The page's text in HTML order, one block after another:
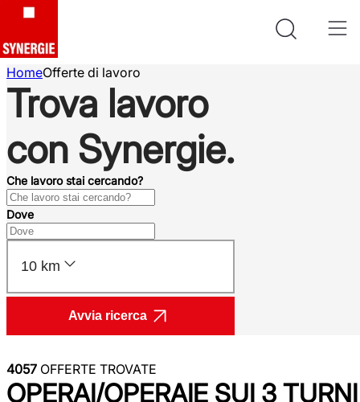
HomeOfferte di lavoro
Trova lavoro
con Synergie.
Che lavoro stai cercando?
Dove
10 km
Avvia ricerca
4057 OFFERTE TROVATE
OPERAI/OPERAIE SUI 3 TURNI